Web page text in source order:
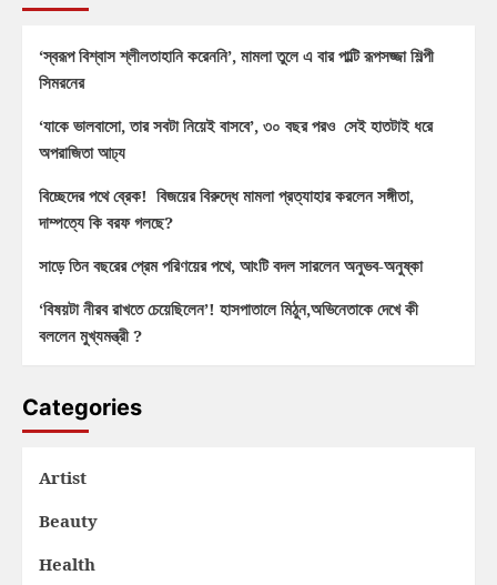
‘স্বরূপ বিশ্বাস শ্লীলতাহানি করেননি’, মামলা তুলে এ বার পাল্টি রূপসজ্জা শিল্পী
সিমরনের
‘যাকে ভালবাসো, তার সবটা নিয়েই বাসবে’, ৩০ বছর পরও সেই হাতটাই ধরে
অপরাজিতা আঢ্য
বিচ্ছেদের পথে ব্রেক! বিজয়ের বিরুদ্ধে মামলা প্রত্যাহার করলেন সঙ্গীতা,
দাম্পত্যে কি বরফ গলছে?
সাড়ে তিন বছরের প্রেম পরিণয়ের পথে, আংটি বদল সারলেন অনুভব-অনুষ্কা
‘বিষয়টা নীরব রাখতে চেয়েছিলেন’! হাসপাতালে মিঠুন,অভিনেতাকে দেখে কী
বললেন মুখ্যমন্ত্রী ?
Categories
Artist
Beauty
Health